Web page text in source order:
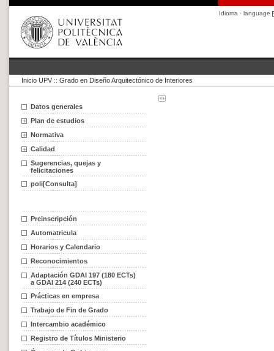
Idioma · language
Inicio UPV :: Grado en Diseño Arquitectónico de Interiores
Datos generales
Plan de estudios
Normativa
Calidad
Sugerencias, quejas y
felicitaciones
poli[Consulta]
Preinscripción
Automatricula
Horarios y Calendario
Reconocimientos
Adaptación GDAI 197 (180 ECTs)
a GDAI 214 (240 ECTs)
Prácticas en empresa
Trabajo de Fin de Grado
Intercambio académico
Registro de Títulos Ministerio